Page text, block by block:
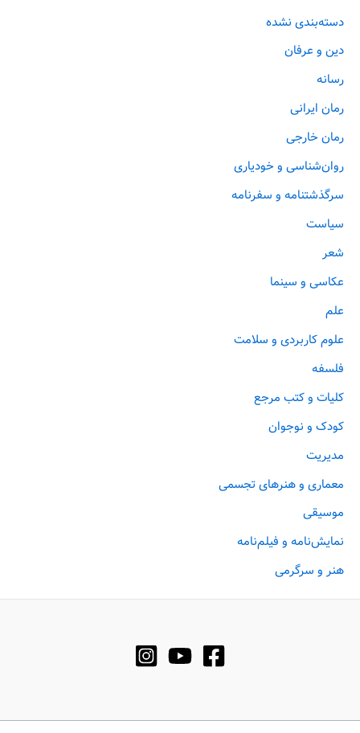
دسته‌بندی نشده
دین و عرفان
رسانه
رمان ایرانی
رمان خارجی
روان‌‌شناسی و خودیاری
سرگذشتنامه و سفرنامه
سیاست
شعر
عکاسی و سینما
علم
علوم کاربردی و سلامت
فلسفه
کلیات و کتب مرجع
کودک و نوجوان
مدیریت
معماری و هنرهای تجسمی
موسیقی
نمایش‌نامه و فیلم‌نامه
هنر و سرگرمی